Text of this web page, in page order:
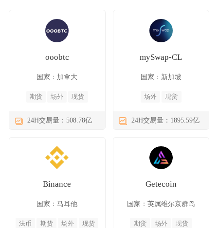
ooobtc
国家：加拿大
期货 场外 现货
24H交易量：508.78亿
mySwap-CL
国家：新加坡
场外 现货
24H交易量：1895.59亿
Binance
国家：马耳他
法币 期货 场外 现货
Getecoin
国家：英属维尔京群岛
期货 场外 现货